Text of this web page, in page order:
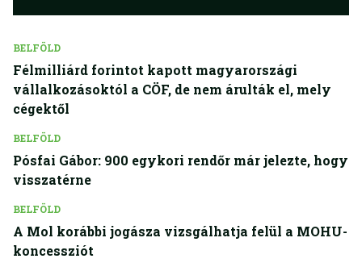
BELFÖLD
Félmilliárd forintot kapott magyarországi
vállalkozásoktól a CÖF, de nem árulták el, mely
cégektől
BELFÖLD
Pósfai Gábor: 900 egykori rendőr már jelezte, hogy
visszatérne
BELFÖLD
A Mol korábbi jogásza vizsgálhatja felül a MOHU-
koncessziót